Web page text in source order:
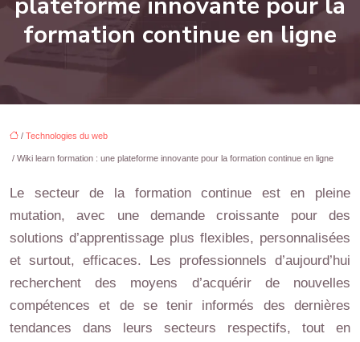
formation continue en ligne
/ Technologies du web
/ Wiki learn formation : une plateforme innovante pour la formation continue en ligne
Le secteur de la formation continue est en pleine
mutation, avec une demande croissante pour des
solutions d’apprentissage plus flexibles, personnalisées
et surtout, efficaces. Les professionnels d’aujourd’hui
recherchent des moyens d’acquérir de nouvelles
compétences et de se tenir informés des dernières
tendances dans leurs secteurs respectifs, tout en